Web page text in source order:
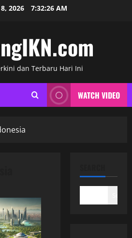
2026 7:32:26 AM
dan Terbaru Hari Ini
WATCH VIDEO